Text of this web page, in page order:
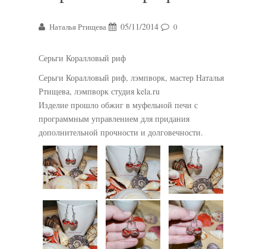
Наталья Ртищева 05/11/2014 0
Серьги Коралловый риф
Серьги Коралловый риф, лэмпворк, мастер Наталья
Ртищева, лэмпворк студия kela.ru
Изделие прошло обжиг в муфельной печи с
программным управлением для придания
дополнительной прочности и долговечности.